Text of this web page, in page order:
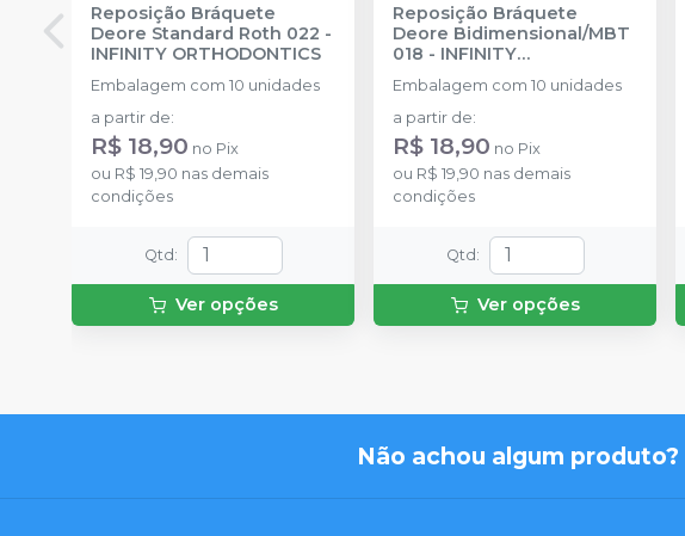
Reposição Bráquete
Deore Standard Roth 022 -
INFINITY ORTHODONTICS
Embalagem com 10 unidades
a partir de:
R$ 18,90 no Pix
ou R$ 19,90 nas demais
condições
Qtd :
Ver opções
Reposição Bráquete
Deore Bidimensional/MBT
018 - INFINITY
ORTHODONTICS
Embalagem com 10 unidades
a partir de:
R$ 18,90 no Pix
ou R$ 19,90 nas demais
condições
Qtd :
Ver opções
Não achou algum produto?